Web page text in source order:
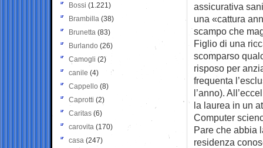
assicurativa
una «cattura
scampo che
Figlio di una
scomparso
risposo per
frequenta
l’anno).
la laurea in un
Computer
Pare che abbia
residenza
Bossi (1.221)
Brambilla (38)
Brunetta (83)
Burlando (26)
Camogli (2)
canile (4)
Cappello (8)
Caprotti (2)
Caritas (6)
carovita (170)
casa (247)